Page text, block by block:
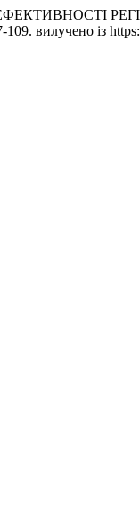
109. вилучено із